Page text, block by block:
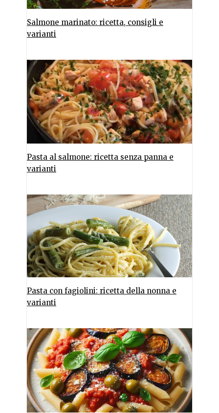
Salmone marinato: ricetta, consigli e
varianti
Pasta al salmone: ricetta senza panna e
varianti
Pasta con fagiolini: ricetta della nonna e
varianti